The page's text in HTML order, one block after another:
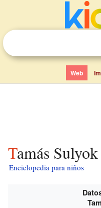
Web
Tamás
Enciclopedia para niños